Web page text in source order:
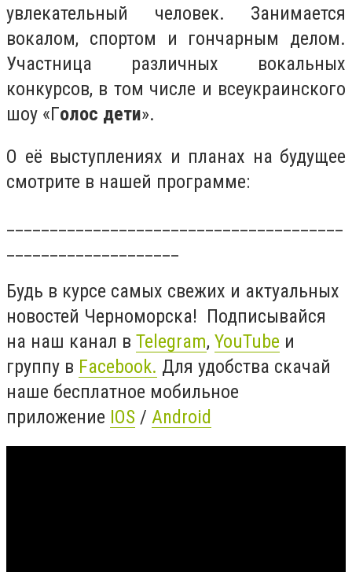
увлекательный человек. Занимается
вокалом, спортом и гончарным делом.
Участница различных вокальных
конкурсов, в том числе и всеукраинского
шоу «Голос дети».
О её выступлениях и планах на будущее
смотрите в нашей программе:
Будь в курсе самых свежих и актуальных
новостей Черноморска! Подписывайся
на наш канал в Telegram, YouTube и
группу в Facebook. Для удобства скачай
наше бесплатное мобильное
приложение IOS / Android